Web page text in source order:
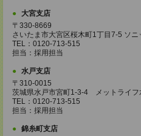
大宮支店
〒330-8669
さいたま市大宮区桜木町1丁目7-5 ソ
TEL：0120-713-515
担当：採用担当
水戸支店
〒310-0015
茨城県水戸市宮町1-3-4 メットライフ
TEL：0120-713-515
担当：採用担当
錦糸町支店